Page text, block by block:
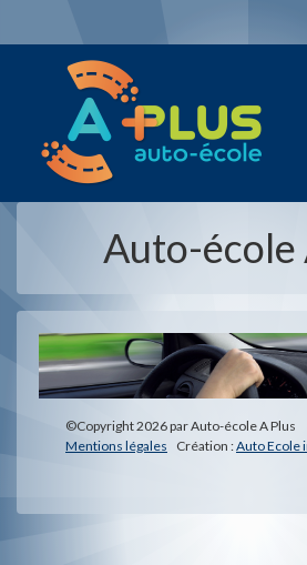
Auto-école
©Copyright 2026 par Auto-école A Plus
Mentions légales
Création :Auto Ecole